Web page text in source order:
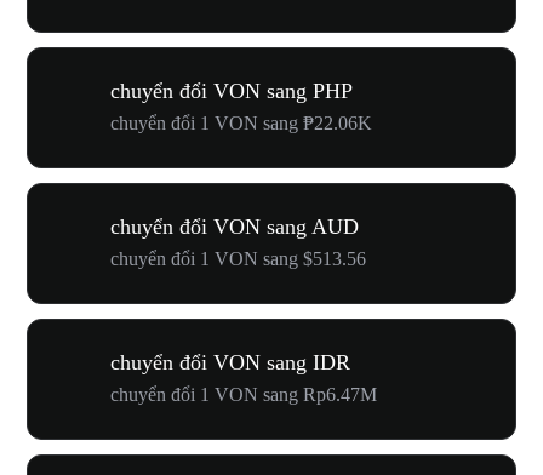
chuyển đổi VON sang PHP
chuyển đổi 1 VON sang ₱22.06K
chuyển đổi VON sang AUD
chuyển đổi 1 VON sang $513.56
chuyển đổi VON sang IDR
chuyển đổi 1 VON sang Rp6.47M